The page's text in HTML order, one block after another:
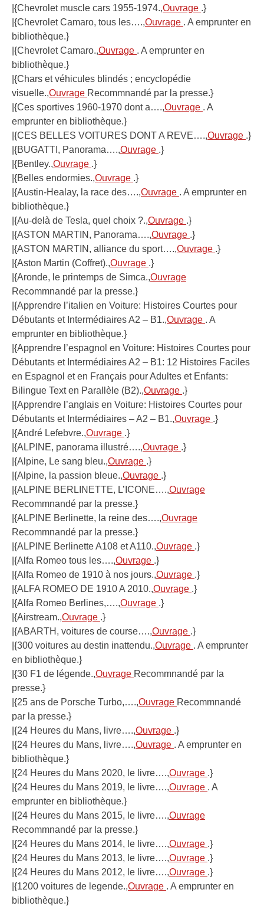
|{Chevrolet muscle cars 1955-1974.,Ouvrage .}
|{Chevrolet Camaro, tous les….,Ouvrage . A emprunter en
bibliothèque.}
|{Chevrolet Camaro.,Ouvrage . A emprunter en
bibliothèque.}
|{Chars et véhicules blindés ; encyclopédie
visuelle.,Ouvrage Recommnandé par la presse.}
|{Ces sportives 1960-1970 dont a….,Ouvrage . A
emprunter en bibliothèque.}
|{CES BELLES VOITURES DONT A REVE….,Ouvrage .}
|{BUGATTI, Panorama….,Ouvrage .}
|{Bentley.,Ouvrage .}
|{Belles endormies.,Ouvrage .}
|{Austin-Healay, la race des….,Ouvrage . A emprunter en
bibliothèque.}
|{Au-delà de Tesla, quel choix ?.,Ouvrage .}
|{ASTON MARTIN, Panorama….,Ouvrage .}
|{ASTON MARTIN, alliance du sport….,Ouvrage .}
|{Aston Martin (Coffret).,Ouvrage .}
|{Aronde, le printemps de Simca.,Ouvrage
Recommnandé par la presse.}
|{Apprendre l’italien en Voiture: Histoires Courtes pour
Débutants et Intermédiaires A2 – B1.,Ouvrage . A
emprunter en bibliothèque.}
|{Apprendre l’espagnol en Voiture: Histoires Courtes pour
Débutants et Intermédiaires A2 – B1: 12 Histoires Faciles
en Espagnol et en Français pour Adultes et Enfants:
Bilingue Text en Parallèle (B2).,Ouvrage .}
|{Apprendre l’anglais en Voiture: Histoires Courtes pour
Débutants et Intermédiaires – A2 – B1.,Ouvrage .}
|{André Lefebvre.,Ouvrage .}
|{ALPINE, panorama illustré….,Ouvrage .}
|{Alpine, Le sang bleu.,Ouvrage .}
|{Alpine, la passion bleue.,Ouvrage .}
|{ALPINE BERLINETTE, L’ICONE….,Ouvrage
Recommnandé par la presse.}
|{ALPINE Berlinette, la reine des….,Ouvrage
Recommnandé par la presse.}
|{ALPINE Berlinette A108 et A110.,Ouvrage .}
|{Alfa Romeo tous les….,Ouvrage .}
|{Alfa Romeo de 1910 à nos jours.,Ouvrage .}
|{ALFA ROMEO DE 1910 A 2010.,Ouvrage .}
|{Alfa Romeo Berlines,….,Ouvrage .}
|{Airstream.,Ouvrage .}
|{ABARTH, voitures de course….,Ouvrage .}
|{300 voitures au destin inattendu.,Ouvrage . A emprunter
en bibliothèque.}
|{30 F1 de légende.,Ouvrage Recommnandé par la
presse.}
|{25 ans de Porsche Turbo,….,Ouvrage Recommnandé
par la presse.}
|{24 Heures du Mans, livre….,Ouvrage .}
|{24 Heures du Mans, livre….,Ouvrage . A emprunter en
bibliothèque.}
|{24 Heures du Mans 2020, le livre….,Ouvrage .}
|{24 Heures du Mans 2019, le livre….,Ouvrage . A
emprunter en bibliothèque.}
|{24 Heures du Mans 2015, le livre….,Ouvrage
Recommnandé par la presse.}
|{24 Heures du Mans 2014, le livre….,Ouvrage .}
|{24 Heures du Mans 2013, le livre….,Ouvrage .}
|{24 Heures du Mans 2012, le livre….,Ouvrage .}
|{1200 voitures de legende.,Ouvrage . A emprunter en
bibliothèque.}